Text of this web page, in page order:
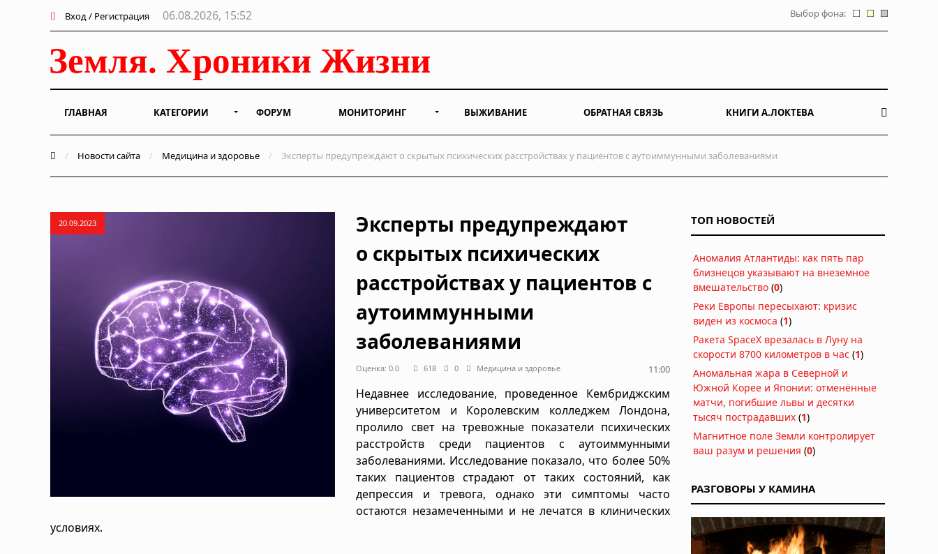
Вход / Регистрация 06.08.2026, 15:52 Выбор фона:
ГЛАВНАЯ КАТЕГОРИИ ФОРУМ МОНИТОРИНГ ВЫЖИВАНИЕ ОБРАТНАЯ СВЯЗЬ КНИГИ А.ЛОКТЕВА
/ Новости сайта / Медицина и здоровье / Эксперты предупреждают о скрытых психических расстройствах у пациентов с аутоиммунными заболеваниями
20.09.2023
Эксперты предупреждают
о скрытых психических
расстройствах у пациентов с
аутоиммунными
заболеваниями
Оценка: 0.0 618 0 Медицина и здоровье 11:00
Недавнее исследование, проведенное Кембриджским
университетом и Королевским колледжем Лондона,
пролило свет на тревожные показатели психических
расстройств среди пациентов с аутоиммунными
заболеваниями. Исследование показало, что более 50%
таких пациентов страдают от таких состояний, как
депрессия и тревога, однако эти симптомы часто
остаются незамеченными и не лечатся в клинических
условиях.
ТОП НОВОСТЕЙ
Аномалия Атлантиды: как пять пар
близнецов указывают на внеземное
вмешательство (0)
Реки Европы пересыхают: кризис
виден из космоса (1)
Ракета SpaceX врезалась в Луну на
скорости 8700 километров в час (1)
Аномальная жара в Северной и
Южной Корее и Японии: отменённые
матчи, погибшие львы и десятки
тысяч пострадавших (1)
Магнитное поле Земли контролирует
ваш разум и решения (0)
РАЗГОВОРЫ У КАМИНА